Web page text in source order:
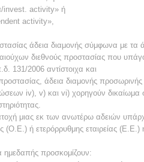
invest. activity» ή
activity»,
άδεια διαμονής σύμφωνα με
διεθνούς προστασίας που
131/2006 αντίστοιχα και
προστασίας, άδεια διαμονής
iv), v) και vi) χορηγούν
μιας εκ των ανωτέρω αδειών
(Ο.Ε.) ή ετερόρρυθμης εταιρείας
ημεδαπής προσκομίζουν: